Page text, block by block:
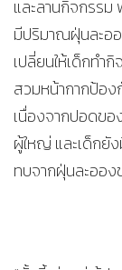
และลานกิจกรร
มีปริมาณฝุ่นละอ
เปลี่ยนให้เด็กทำ
สวมหน้ากากป้อ
เนื่องจากปอดขอ
ผู้ใหญ่ และเด็กยั
ทบจากฝุ่นละออ